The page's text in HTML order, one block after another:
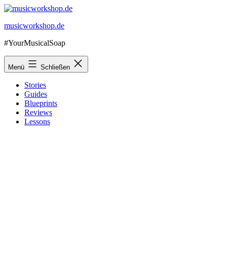
Zum
springen
musicworkshop.de
#YourMusicalSoap
Menü Schließen
Stories
Guides
Blueprints
Reviews
Lessons